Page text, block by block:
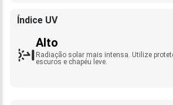
Índice UV
Alto
Radiação solar mais intensa. Utilize
escuros e chapéu leve.